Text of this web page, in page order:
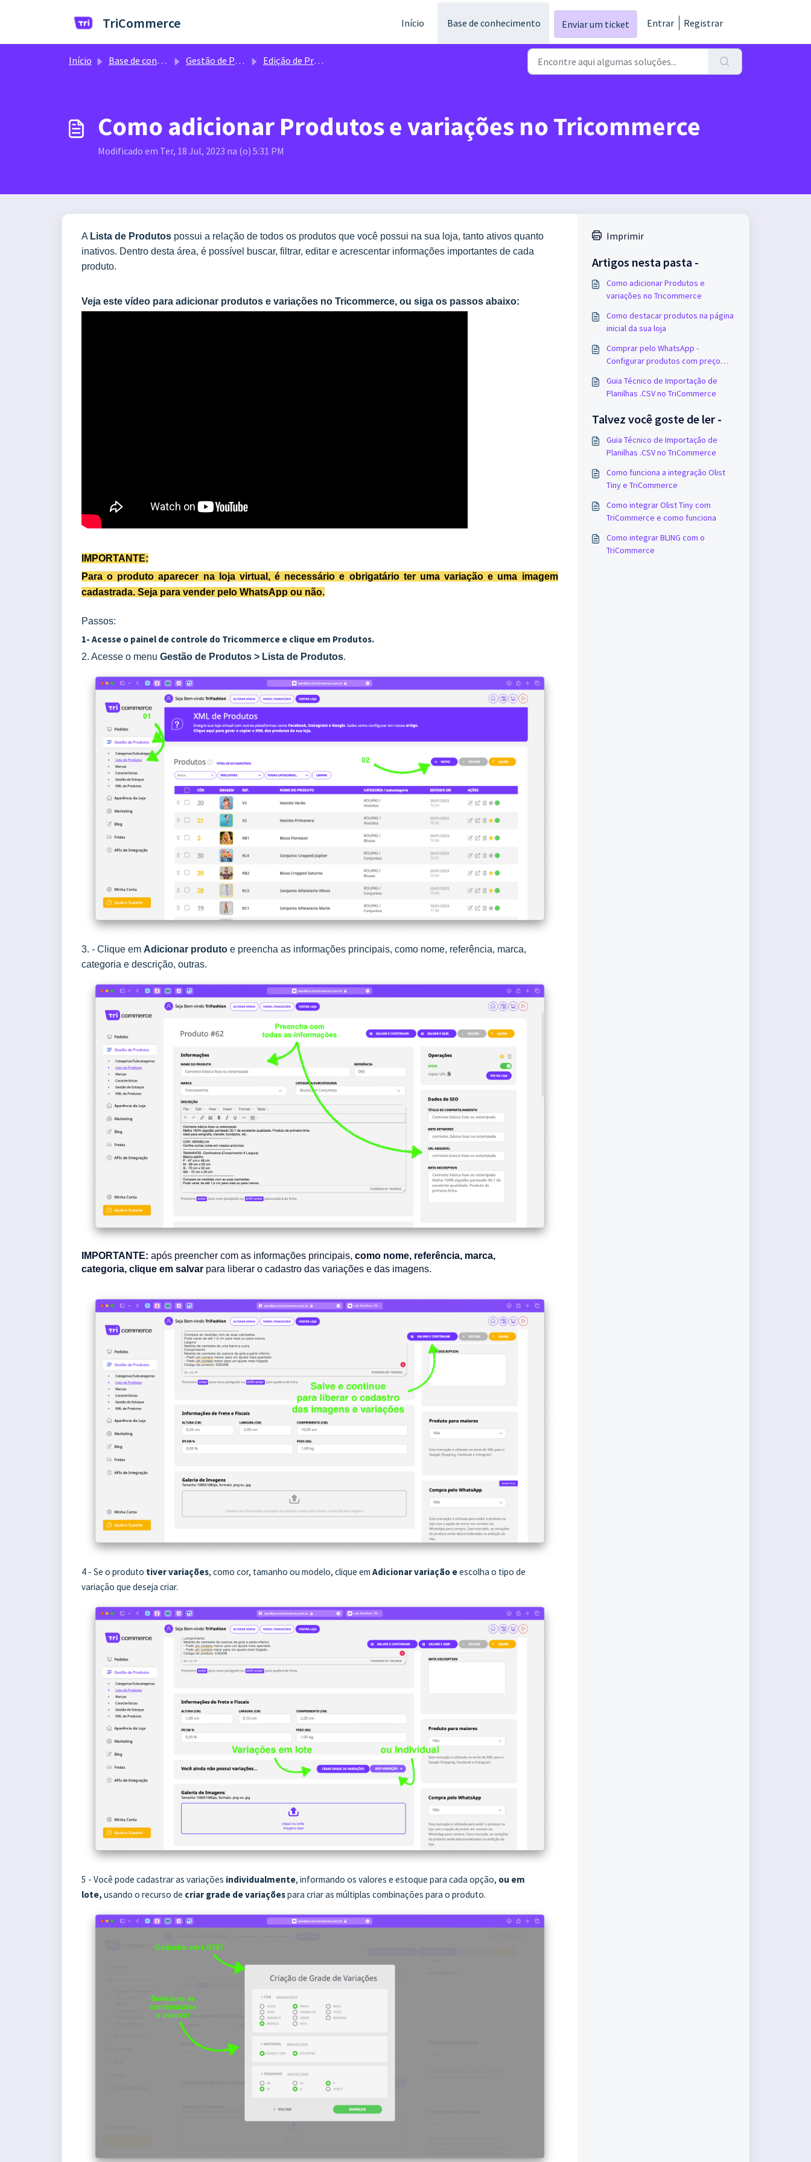
TriCommerce Início Base de conhecimento Enviar um ticket Entrar Registrar
Início Base de conhecimento Gestão de Produtos Edição de Produtos
Como adicionar Produtos e variações no Tricommerce
Modificado em Ter, 18 Jul, 2023 na (o) 5:31 PM
A Lista de Produtos possui a relação de todos os produtos que você possui na sua loja, tanto ativos quanto
inativos. Dentro desta área, é possível buscar, filtrar, editar e acrescentar informações importantes de cada
produto.
Veja este vídeo para adicionar produtos e variações no Tricommerce, ou siga os passos abaixo:
IMPORTANTE:
Para o produto aparecer na loja virtual, é necessário e obrigatário ter uma variação e uma imagem
cadastrada. Seja para vender pelo WhatsApp ou não.
Passos:
1- Acesse o painel de controle do Tricommerce e clique em Produtos.
2. Acesse o menu Gestão de Produtos > Lista de Produtos.
3. - Clique em Adicionar produto e preencha as informações principais, como nome, referência, marca,
categoria e descrição, outras.
IMPORTANTE: após preencher com as informações principais, como nome, referência, marca,
categoria, clique em salvar para liberar o cadastro das variações e das imagens.
4 - Se o produto tiver variações, como cor, tamanho ou modelo, clique em Adicionar variação eescolha o tipo de
variação que deseja criar.
5 - Você pode cadastrar as variações individualmente, informando os valores e estoque para cada opção, ou em
lote, usando o recurso de criar grade de variaçõespara criar as múltiplas combinações para o produto.
Imprimir
Artigos nesta pasta -
Como adicionar Produtos e
variações no Tricommerce
Como destacar produtos na página
inicial da sua loja
Comprar pelo WhatsApp -
Configurar produtos com preço
Guia Técnico de Importação de
Planilhas .CSV no TriCommerce
Talvez você goste de ler -
Guia Técnico de Importação de
Planilhas .CSV no TriCommerce
Como funciona a integração Olist
Tiny e TriCommerce
Como integrar Olist Tiny com
TriCommerce e como funciona
Como integrar BLING com o
TriCommerce